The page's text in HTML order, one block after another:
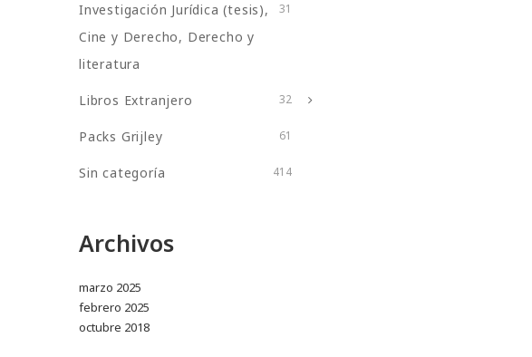
Investigación Jurídica (tesis),
Cine y Derecho, Derecho y
literatura
31
Libros Extranjero 32
Packs Grijley 61
Sin categoría 414
Archivos
marzo 2025
febrero 2025
octubre 2018